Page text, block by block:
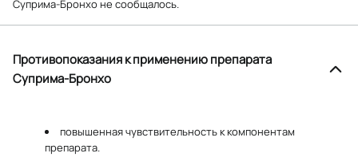
Суприма-Бронхо не сообщалось.
Противопоказания к применению препарата
Суприма-Бронхо
повышенная чувствительность к компонентам
препарата.